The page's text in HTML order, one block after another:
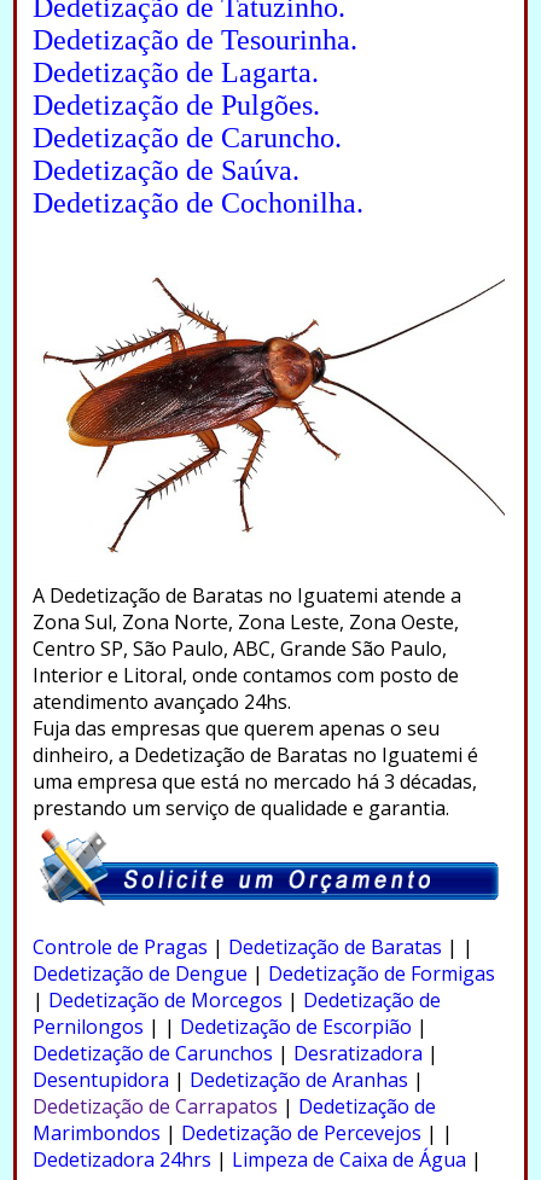
Dedetização de Tatuzinho.
Dedetização de Tesourinha.
Dedetização de Lagarta.
Dedetização de Pulgões.
Dedetização de Caruncho.
Dedetização de Saúva.
Dedetização de Cochonilha.
A Dedetização de Baratas no Iguatemi atende a
Zona Sul, Zona Norte, Zona Leste, Zona Oeste,
Centro SP, São Paulo, ABC, Grande São Paulo,
Interior e Litoral, onde contamos com posto de
atendimento avançado 24hs.
Fuja das empresas que querem apenas o seu
dinheiro, a Dedetização de Baratas no Iguatemi é
uma empresa que está no mercado há 3 décadas,
prestando um serviço de qualidade e garantia.
Controle de Pragas | Dedetização de Baratas | |
Dedetização de Dengue | Dedetização de Formigas
| Dedetização de Morcegos | Dedetização de
Pernilongos | | Dedetização de Escorpião |
Dedetização de Carunchos | Desratizadora |
Desentupidora | Dedetização de Aranhas |
Dedetização de Carrapatos | Dedetização de
Marimbondos | Dedetização de Percevejos | |
Dedetizadora 24hrs | Limpeza de Caixa de Água |